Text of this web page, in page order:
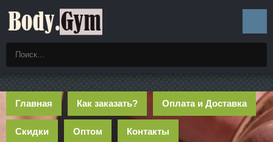
Главная Как заказать? Оплата и Доставка
Скидки Оптом Контакты